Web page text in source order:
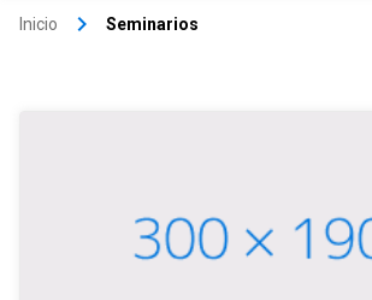
Inicio keyboard_arrow_right Seminarios